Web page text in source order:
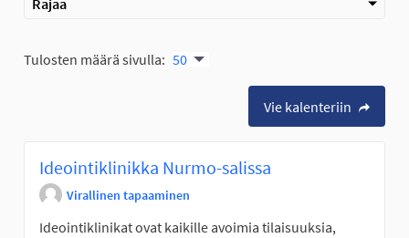
Rajaa
Tulosten määrä sivulla: 50
Vie kalenteriin
Ideointiklinikka Nurmo-salissa
Virallinen tapaaminen
Ideointiklinikat ovat kaikille avoimia tilaisuuksia,